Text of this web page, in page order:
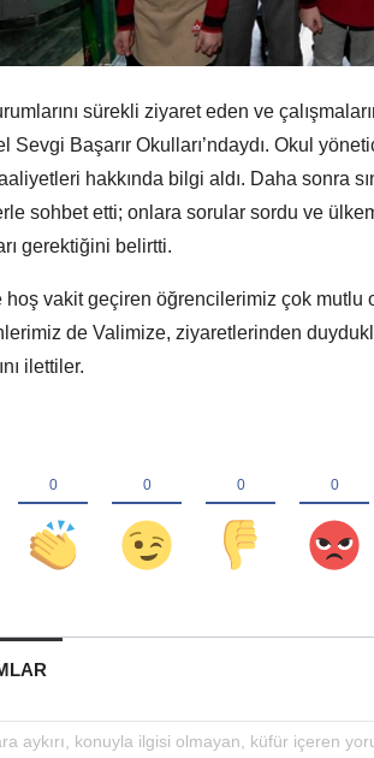
sürekli ziyaret eden ve
Sevgi Başarır Okulları’ndaydı. Okul
hakkında bilgi aldı. Daha sonra
sohbet etti; onlara sorular sordu ve
gerektiğini belirtti.
hoş vakit geçiren öğrencilerimiz çok mutlu
de Valimize, ziyaretlerinden
ilettiler.